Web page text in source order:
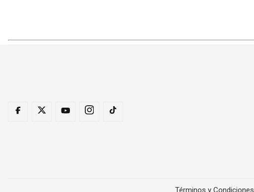
Términos y Condiciones